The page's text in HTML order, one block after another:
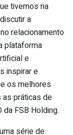
tivemos na
a
relacionamento
plataforma
e
inspirar e
os melhores
as práticas de
da FSB Holding.
série de